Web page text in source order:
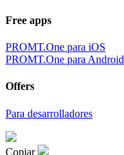
Free apps
PROMT.One para iOS
PROMT.One para Android
Offers
Para desarrolladores
Copiar